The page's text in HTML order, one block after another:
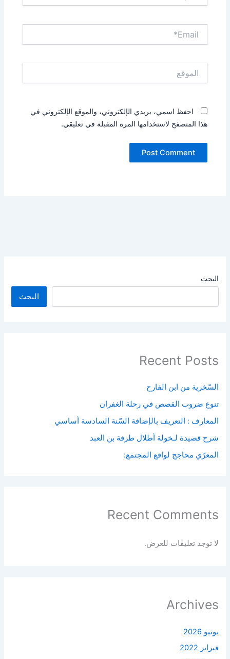
البحث
البحث
Recent Posts
السّخرية من ابن القارح
تنوع ضروب القصص في رحلة الغفران
المعارف : التعريف بالإضافة السّنة السادسة أساسي
شرح قصيدة لـخولة أطلال طرفة بن العبد
المعرّي محاجج لواقع المجتمع:
Recent Comments
لا توجد تعليقات للعرض.
Archives
يونيو 2026
فبراير 2022
احفظ اسمي، بريدي الإلكتروني، والموقع الإلكتروني في
هذا المتصفح لاستخدامها المرة المقبلة في تعليقي.